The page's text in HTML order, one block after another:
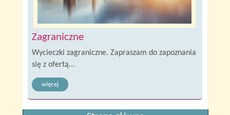
Zagraniczne
Wycieczki zagraniczne. Zapraszam do zapoznania
się z ofertą...
więcej